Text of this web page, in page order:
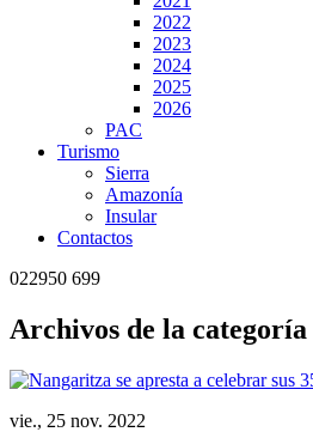
2022
2023
2024
2025
2026
PAC
Turismo
Sierra
Amazonía
Insular
Contactos
022950 699
Archivos de la
vie., 25 nov. 2022